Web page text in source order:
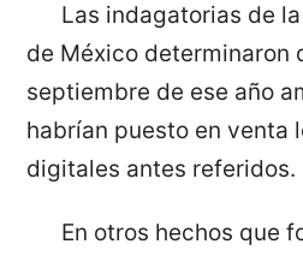
Las indagatorias de
de México determinaron
septiembre de ese año
habrían puesto en venta
digitales antes referidos.
En otros hechos que